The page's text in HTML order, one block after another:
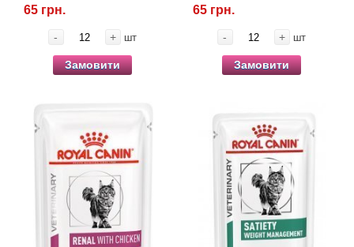
65 грн.
- + шт
Замовити
65 грн.
- + шт
Замовити